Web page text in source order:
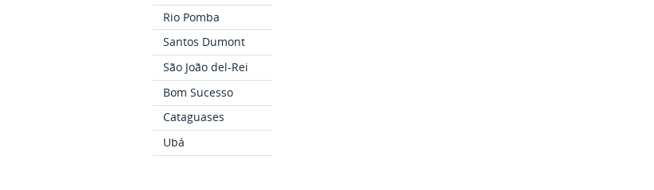
Rio Pomba
Santos Dumont
São João del-Rei
Bom Sucesso
Cataguases
Ubá